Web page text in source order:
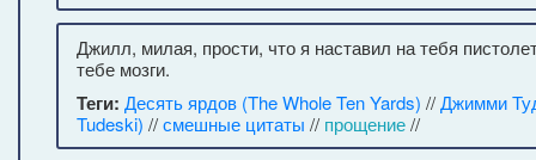
Джилл, милая, прости, что я наставил на тебя
тебе мозги.
Теги: Десять ярдов (The Whole Ten Yards) //Джимми
Tudeski) //смешные цитаты // прощение//